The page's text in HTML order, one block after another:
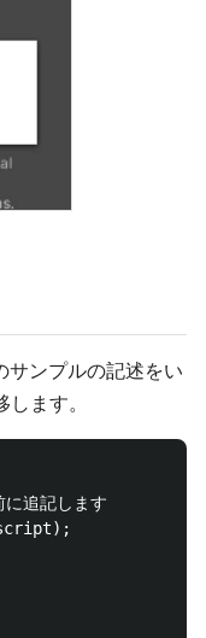
サンプルの記述をい
ます。
に追記します